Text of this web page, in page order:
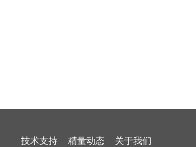
技术支持 精量动态 关于我们